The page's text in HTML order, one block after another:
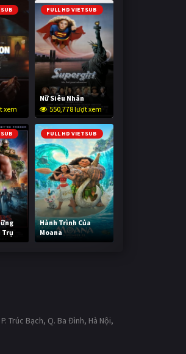
xem
FULL HD VIETSUB
Nữ Siêu Nhân
550,778 lượt xem
Trụ
xem
FULL HD VIETSUB
Hành Trình Của
Moana
492,839 lượt xem
Trúc Bạch, Q. Ba Đình, Hà Nội,